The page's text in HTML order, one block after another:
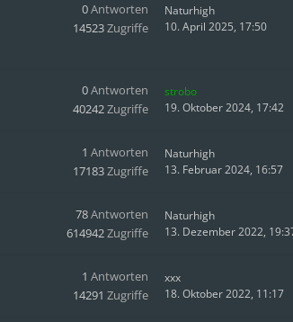
0Antworten
14523Zugriffe
Naturhigh
10. April 2025, 17:50
0Antworten
40242Zugriffe
strobo
19. Oktober 2024, 17:42
1 Antworten
17183Zugriffe
Naturhigh
13. Februar 2024, 16:57
78Antworten
614942Zugriffe
Naturhigh
13. Dezember 2022,
1 Antworten
14291 Zugriffe
xxx
18. Oktober 2022, 11:17